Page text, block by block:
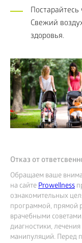
Свежий
здоровья.
Отказ от
Обращаем ваше
на сайтеProwellness
ознакомительных
программой, прямой
врачебными
диагностики,
манипуляций. Перед